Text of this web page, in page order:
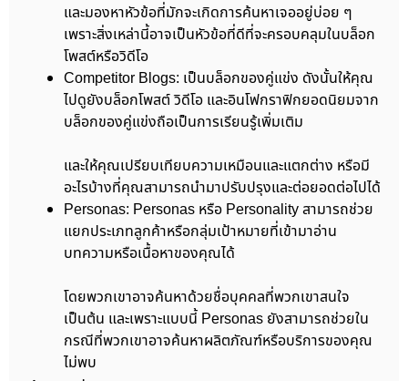
และมองหาหัวข้อที่มักจะเกิดการค้นหาเจออยู่บ่อย ๆ
เพราะสิ่งเหล่านี้อาจเป็นหัวข้อที่ดีที่จะครอบคลุมในบล็อก
โพสต์หรือวิดีโอ
Competitor Blogs: เป็นบล็อกของคู่แข่ง ดังนั้นให้คุณ
ไปดูยังบล็อกโพสต์ วิดีโอ และอินโฟกราฟิกยอดนิยมจาก
บล็อกของคู่แข่งถือเป็นการเรียนรู้เพิ่มเติม
และให้คุณเปรียบเทียบความเหมือนและแตกต่าง หรือมี
อะไรบ้างที่คุณสามารถนำมาปรับปรุงและต่อยอดต่อไปได้
Personas: Personas หรือ Personality สามารถช่วย
แยกประเภทลูกค้าหรือกลุ่มเป้าหมายที่เข้ามาอ่าน
บทความหรือเนื้อหาของคุณได้
โดยพวกเขาอาจค้นหาด้วยชื่อบุคคลที่พวกเขาสนใจ
เป็นต้น และเพราะแบบนี้ Personas ยังสามารถช่วยใน
กรณีที่พวกเขาอาจค้นหาผลิตภัณฑ์หรือบริการของคุณ
ไม่พบ